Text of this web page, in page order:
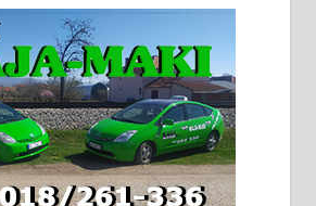
једна уз другу.
гараже, централно
гас и дрва. Две
74-023
опремљену
путу, на
око 7 ари.
063/102-35-25